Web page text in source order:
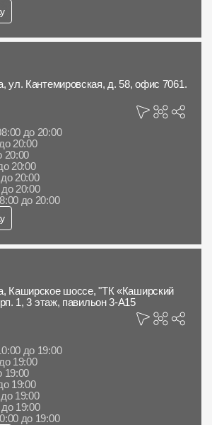
ул. Кантемировская, д. 58, офис 7061.
до 20:00
20:00
20:00
20:00
20:00
20:00
до 20:00
Каширское шоссе, "ТК «Каширский
1, 3 этаж, павильон 3-А15
до 19:00
19:00
19:00
19:00
19:00
19:00
до 19:00